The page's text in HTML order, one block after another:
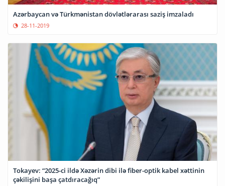
Azərbaycan və Türkmənistan dövlətlərarası saziş imzaladı
28-11-2019
Tokayev: “2025-ci ildə Xəzərin dibi ilə fiber-optik kabel xəttinin
çəkilişini başa çatdıracağıq”